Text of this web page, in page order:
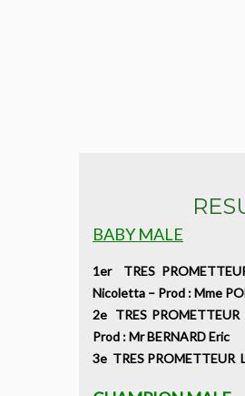
BABY MALE
1er TRES
Nicoletta – Prod : Mme
2e TRES PROMETTEUR
Prod : Mr BERNARD Eric
3e TRES PROMETTEUR